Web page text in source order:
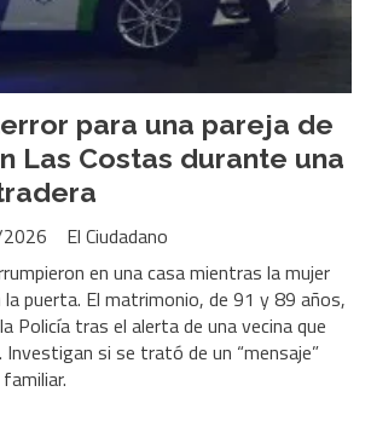
para una pareja de
Las Costas durante una
El Ciudadano
en una casa mientras la mujer
puerta. El matrimonio, de 91 y 89 años,
Policía tras el alerta de una vecina que
si se trató de un “mensaje”